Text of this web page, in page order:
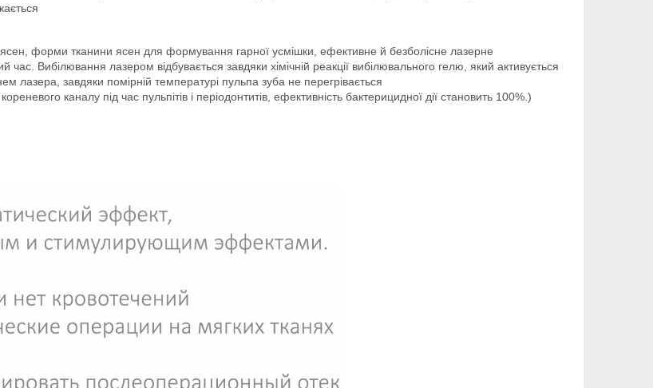
ясен, форми тканини ясен для формування гарної усмішки, ефективне й безболісне лазерне
час. Вибілювання лазером відбувається завдяки хімічній реакції вибілювального гелю, який активується
лазера, завдяки помірній температурі пульпа зуба не перегрівається
каналу під час пульпітів і періодонтитів, ефективність бактерицидної дії становить 100%.)